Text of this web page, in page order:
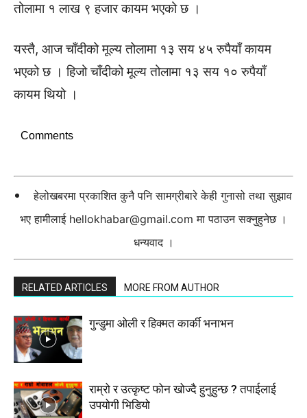
तोलामा १ लाख ९ हजार कायम भएको छ ।
यस्तै, आज चाँदीको मूल्य तोलामा १३ सय ४५ रुपैयाँ कायम
भएको छ । हिजो चाँदीको मूल्य तोलामा १३ सय १० रुपैयाँ
कायम थियो ।
Comments
हेलोखबरमा प्रकाशित कुनै पनि सामग्रीबारे केही गुनासो तथा सुझाव
भए हामीलाई hellokhabar@gmail.com मा पठाउन सक्नुहुनेछ ।
धन्यवाद ।
RELATED ARTICLES MORE FROM AUTHOR
गुन्डुमा ओली र हिक्मत कार्की भनाभन
राम्रो र उत्कृष्ट फोन खोज्दै हुनुहुन्छ ? तपाईलाई
उपयोगी भिडियो